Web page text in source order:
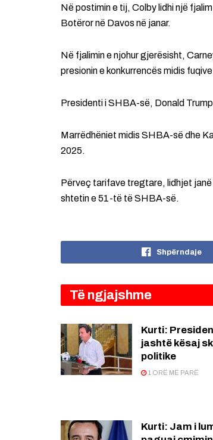
Në postimin e tij, Colby lidhi një
Botëror në Davos në janar.
Në fjalimin e njohur gjerësisht,
presionin e konkurrencës midis
Presidenti i SHBA-së, Donald
Marrëdhëniet midis SHBA-së dhe
2025.
Përveç tarifave tregtare, lidhjet
shtetin e 51-të të SHBA-së.
Shpërndaje
Të ngjajshme
Kurti:
jashtë kësaj
politike
1 ORË MË PARË
Kurti: Jam i